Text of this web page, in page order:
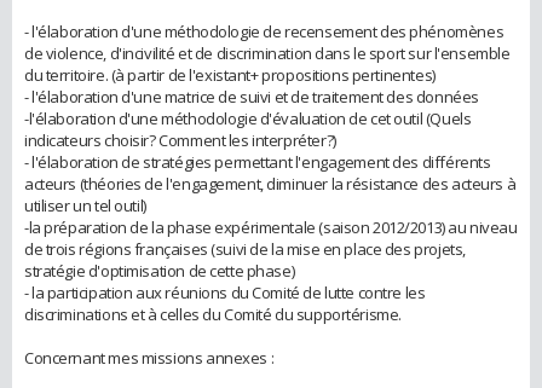
- l'élaboration d'une méthodologie de recensement des phénomènes
de violence, d'incivilité et de discrimination dans le sport sur l'ensemble
du territoire. (à partir de l'existant+ propositions pertinentes)
- l'élaboration d'une matrice de suivi et de traitement des données
-l'élaboration d'une méthodologie d'évaluation de cet outil (Quels
indicateurs choisir? Comment les interpréter?)
- l'élaboration de stratégies permettant l'engagement des différents
acteurs (théories de l'engagement, diminuer la résistance des acteurs à
utiliser un tel outil)
-la préparation de la phase expérimentale (saison 2012/2013) au niveau
de trois régions françaises (suivi de la mise en place des projets,
stratégie d'optimisation de cette phase)
- la participation aux réunions du Comité de lutte contre les
discriminations et à celles du Comité du supportérisme.
Concernant mes missions annexes :